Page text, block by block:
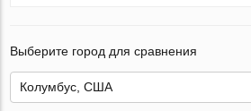
Выберите город для сравнения